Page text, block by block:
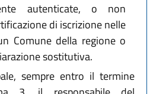
autenticate, o non
di iscrizione nelle
Comune della regione o
sostitutiva.
sempre entro il termine